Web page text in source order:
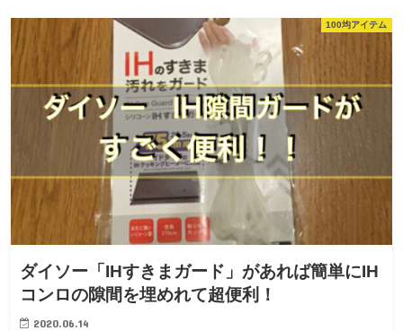
100均アイテム
ダイソー「IHすきまガード」があれば簡単にIH
コンロの隙間を埋めれて超便利！
2020.06.14